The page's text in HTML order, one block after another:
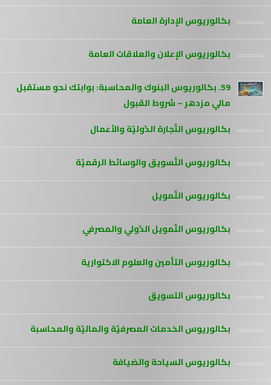
بكالوريوس الإدارة العامة
بكالوريوس الإعلان والعلاقات العامة
59. بكالوريوس البنوك والمحاسبة: بوابتك نحو مستقبل
مالي مزدهر – شروط القبول
بكالوريوس التّجارة الدّوليّة والأعمال
بكالوريوس التّسويق والوسائط الرقميّة
بكالوريوس التّمويل
بكالوريوس التّمويل الدّولي والمصرفي
بكالوريوس التأمين والعلوم الاكتوارية
بكالوريوس التسويق
بكالوريوس الخدمات المصرفيّة والماليّة والمحاسبة
بكالوريوس السياحة والضيافة